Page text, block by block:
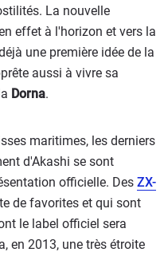
La nouvelle
effet à l'horizon et vers la
une première idée de la
aussi à vivre sa
Dorna.
maritimes, les derniers
d'Akashi se sont
officielle. Des ZX-
de favorites et qui sont
le label officiel sera
en 2013, une très étroite